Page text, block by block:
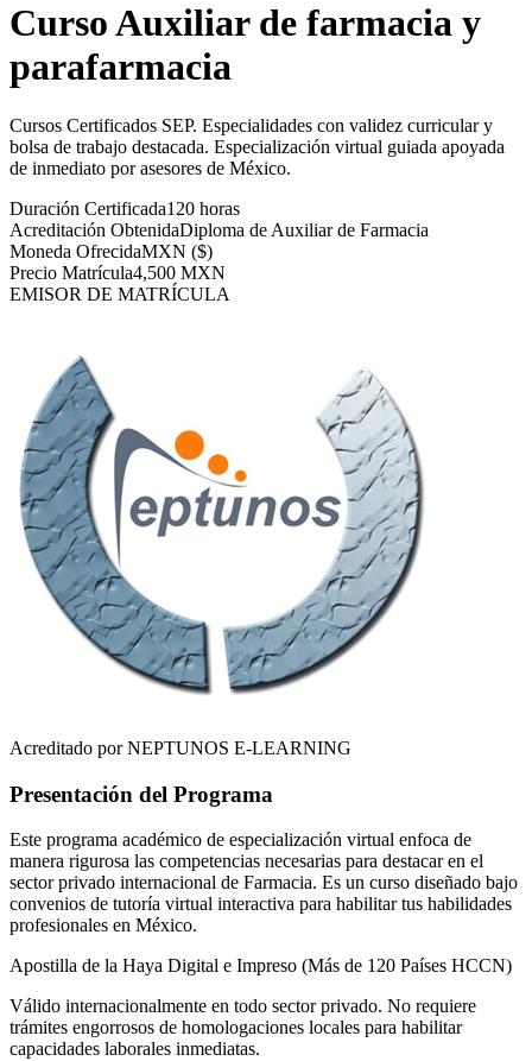
Curso Auxiliar de farmacia y
parafarmacia
Cursos Certificados SEP. Especialidades con validez curricular y
bolsa de trabajo destacada. Especialización virtual guiada apoyada
de inmediato por asesores de México.
Duración Certificada120 horas
Acreditación ObtenidaDiploma de Auxiliar de Farmacia
Moneda OfrecidaMXN ($)
Precio Matrícula4,500 MXN
EMISOR DE MATRÍCULA
Acreditado por NEPTUNOS E-LEARNING
Presentación del Programa
Este programa académico de especialización virtual enfoca de
manera rigurosa las competencias necesarias para destacar en el
sector privado internacional de Farmacia. Es un curso diseñado bajo
convenios de tutoría virtual interactiva para habilitar tus habilidades
profesionales en México.
Apostilla de la Haya Digital e Impreso (Más de 120 Países HCCN)
Válido internacionalmente en todo sector privado. No requiere
trámites engorrosos de homologaciones locales para habilitar
capacidades laborales inmediatas.